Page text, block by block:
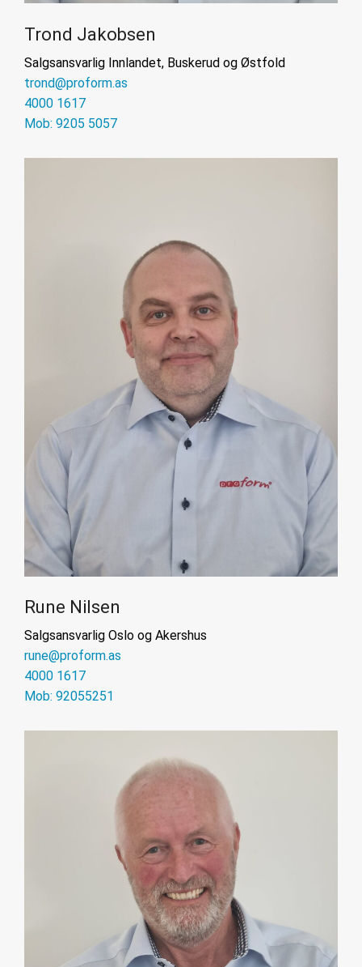
Trond Jakobsen
Salgsansvarlig Innlandet, Buskerud og Østfold
trond@proform.as
4000 1617
Mob: 9205 5057
Rune Nilsen
Salgsansvarlig Oslo og Akershus
rune@proform.as
4000 1617
Mob: 92055251